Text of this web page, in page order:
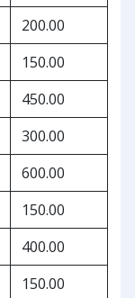
200.00
150.00
450.00
300.00
600.00
150.00
400.00
150.00